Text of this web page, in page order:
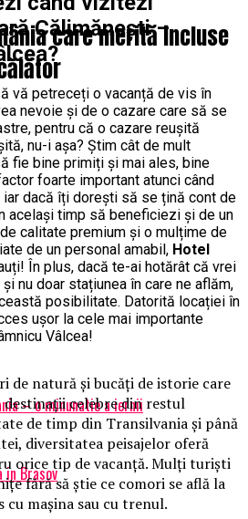
Călimănești –
vă petreceți o vacanță de vis în
nevoie și de o cazare care să se
pentru că o cazare reușită
nu-i așa? Știm cât de mult
fie bine primiți și mai ales, bine
foarte important atunci când
iar dacă îți dorești să se țină cont de
același timp să beneficiezi și de un
calitate premium și o mulțime de
de un personal amabil, Hotel
În plus, dacă te-ai hotărât că vrei
nu doar stațiunea în care ne aflăm,
posibilitate. Datorită locației în
ușor la cele mai importante
Vâlcea!
– o minunatie a iernii
in Brasov
care merită incluse
de natură și bucăți de istorie care
celebre din restul
de timp din Transilvania și până
diversitatea peisajelor oferă
orice tip de vacanță. Mulți turiști
fără să știe ce comori se află la
cu mașina sau cu trenul.